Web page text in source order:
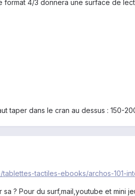
4/3 donnera une surface de
taper dans le cran au dessus : 150-
tactiles-ebooks/archos-101-
? Pour du surf,mail,youtube et mini